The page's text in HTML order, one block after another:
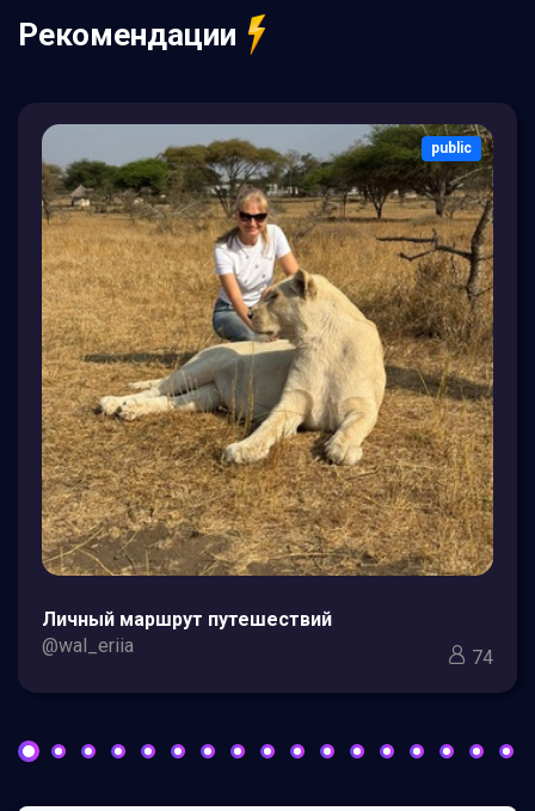
Рекомендации
public
Личный маршрут путешествий
@wal_eriia
74